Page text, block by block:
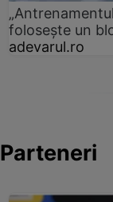
folosește un
adevarul.ro
Parteneri